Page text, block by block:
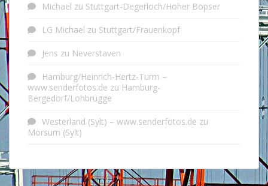
Michael zu Stuttgart-Degerloch/Hoher Bopser
LG Michael zu Stuttgart/Frauenkopf
Jens zu Neverstaven
Hamburg/Heinrich-Hertz-Turm –
www.senderfotos.de zu Hamburg-
Bergedorf/Lohbrügge
Westerland (Sylt) – www.senderfotos.de zu
Morsum (Sylt)